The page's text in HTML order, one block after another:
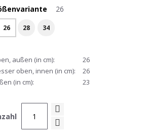
26
26 28 34
außen (in cm):
26
oben, innen (in cm):
26
(in cm):
23